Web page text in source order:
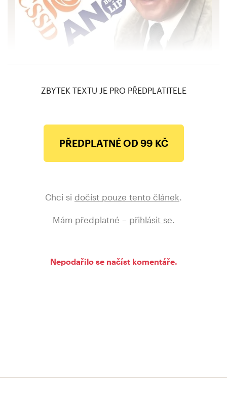
Hra miliardáře na tátu pracujících je švindl,
ZBYTEK TEXTU JE PRO PŘEDPLATITELE
PŘEDPLATNÉ OD 99 KČ
Chci si dočíst pouze tento článek
Mám předplatné – přihlásit se
Nepodařilo se načíst komentáře.